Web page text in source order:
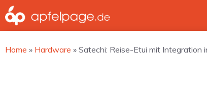
Zum
Inhalt
springen
Home » Hardware » Satechi: Reise-Etui mit Integration